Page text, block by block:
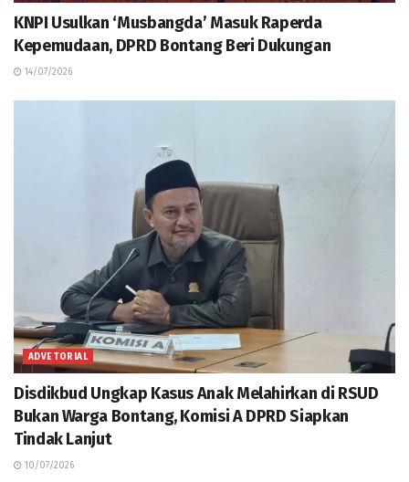
KNPI Usulkan ‘Musbangda’ Masuk Raperda
Kepemudaan, DPRD Bontang Beri Dukungan
14/07/2026
ADVETORIAL
Disdikbud Ungkap Kasus Anak Melahirkan di RSUD
Bukan Warga Bontang, Komisi A DPRD Siapkan
Tindak Lanjut
10/07/2026